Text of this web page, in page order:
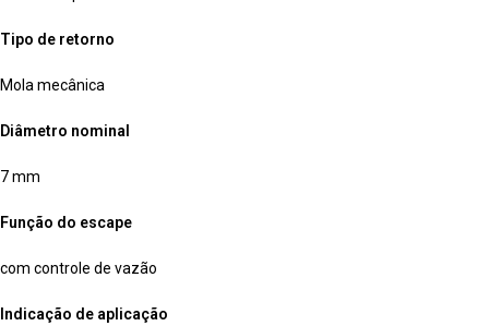
Tipo de retorno
Mola mecânica
Diâmetro nominal
7 mm
Função do escape
com controle de vazão
Indicação de aplicação